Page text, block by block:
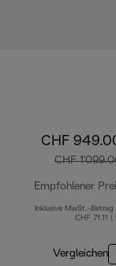
CHF
CHF
Empfohlener
Inklusive MwSt.-Betrag
CHF 71.11 (
Vergleichen